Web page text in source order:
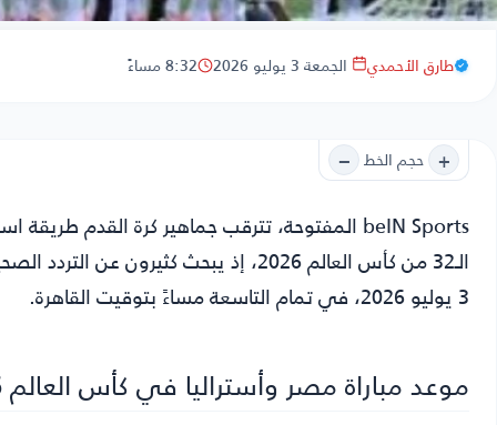
طارق الأحمدي الجمعة 3 يوليو 2026 8:32 مساءً
+ حجم الخط −
beIN Sports المفتوحة
، تترقب جماهير كرة القدم طريقة
الـ32 من كأس العالم 2026، إذ يبحث
3 يوليو 2026، في تمام التاسعة مساءً بتوقيت القاهرة.
موعد مباراة مصر وأستراليا في كأس العالم 2026